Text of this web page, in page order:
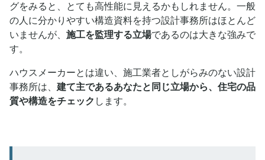
グをみると、とても高性能に見えるかもしれません。一般
の人に分かりやすい構造資料を持つ設計事務所はほとんど
いませんが、 施工を監理する立場であるのは大きな強みで
す。
ハウスメーカーとは違い、施工業者としがらみのない設計
事務所は、 建て主であるあなたと同じ立場から、住宅の品
質や構造をチェック します。